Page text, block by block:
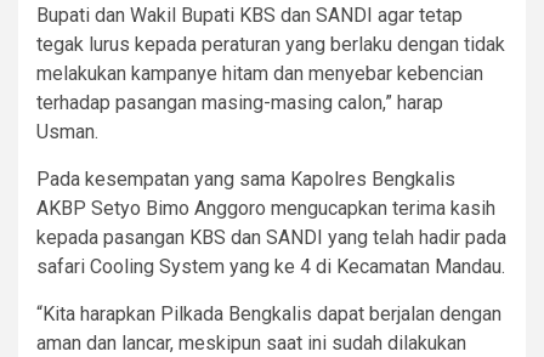
Bupati dan Wakil Bupati KBS dan SANDI agar tetap
tegak lurus kepada peraturan yang berlaku dengan tidak
melakukan kampanye hitam dan menyebar kebencian
terhadap pasangan masing-masing calon,” harap
Usman.
Pada kesempatan yang sama Kapolres Bengkalis
AKBP Setyo Bimo Anggoro mengucapkan terima kasih
kepada pasangan KBS dan SANDI yang telah hadir pada
safari Cooling System yang ke 4 di Kecamatan Mandau.
“Kita harapkan Pilkada Bengkalis dapat berjalan dengan
aman dan lancar, meskipun saat ini sudah dilakukan